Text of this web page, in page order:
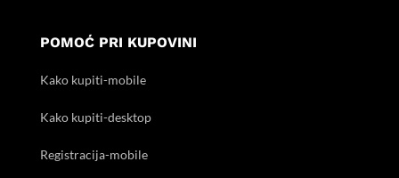
POMOĆ PRI KUPOVINI
Kako kupiti-mobile
Kako kupiti-desktop
Registracija-mobile